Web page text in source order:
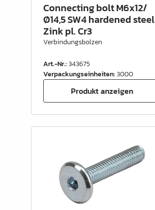
Connecting bolt M6x12/
Ø14,5 SW4 hardened steel
Zink pl. Cr3
Verbindungsbolzen
Art.-Nr.:343675
Verpackungseinheiten:3000
Produkt anzeigen